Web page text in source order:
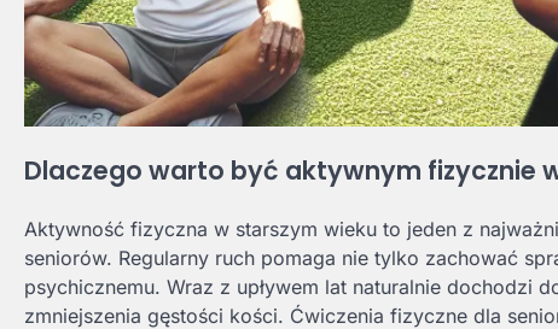
Dlaczego warto być aktywnym fizycznie
Aktywność fizyczna w starszym wieku to jeden z
seniorów. Regularny ruch pomaga nie tylko zachować
psychicznemu. Wraz z upływem lat naturalnie dochodzi
zmniejszenia gęstości kości. Ćwiczenia fizyczne dla